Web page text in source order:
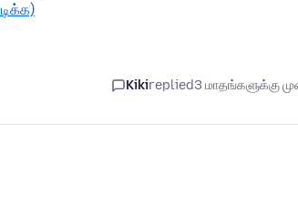
Kikireplied3 மாதங்களுக்கு